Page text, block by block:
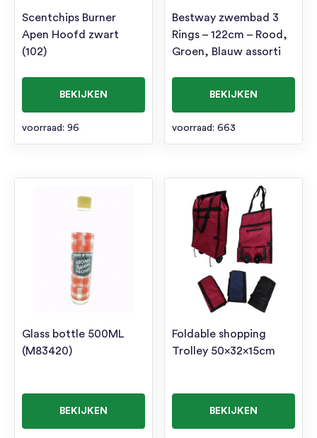
Scentchips Burner
Apen Hoofd zwart
(102)
BEKIJKEN
voorraad: 96
Bestway zwembad 3
Rings – 122cm – Rood,
Groen, Blauw assorti
BEKIJKEN
voorraad: 663
Glass bottle 500ML
(M83420)
BEKIJKEN
Foldable shopping
Trolley 50x32x15cm
BEKIJKEN